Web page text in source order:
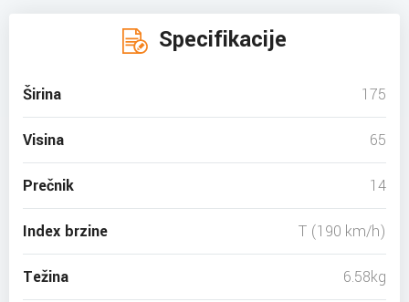
Specifikacije
Širina 175
Visina 65
Prečnik 14
Index brzine T (190 km/h)
Težina 6.58kg